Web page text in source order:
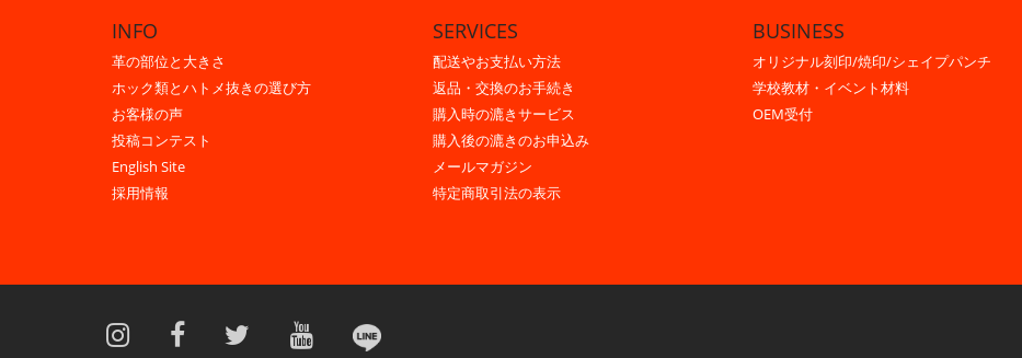
INFO
革の部位と大きさ
ホック類とハトメ抜きの選び方
お客様の声
投稿コンテスト
English Site
採用情報
SERVICES
配送やお支払い方法
返品・交換のお手続き
購入時の漉きサービス
購入後の漉きのお申込み
メールマガジン
特定商取引法の表示
BUSINESS
オリジナル刻印/焼印/シェイプパンチ
学校教材・イベント材料
OEM受付